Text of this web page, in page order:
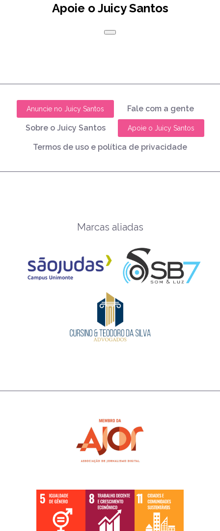
Apoie o Juicy Santos
Anuncie no Juicy Santos Fale com a gente
Sobre o Juicy Santos Apoie o Juicy Santos
Termos de uso e política de privacidade
Marcas aliadas